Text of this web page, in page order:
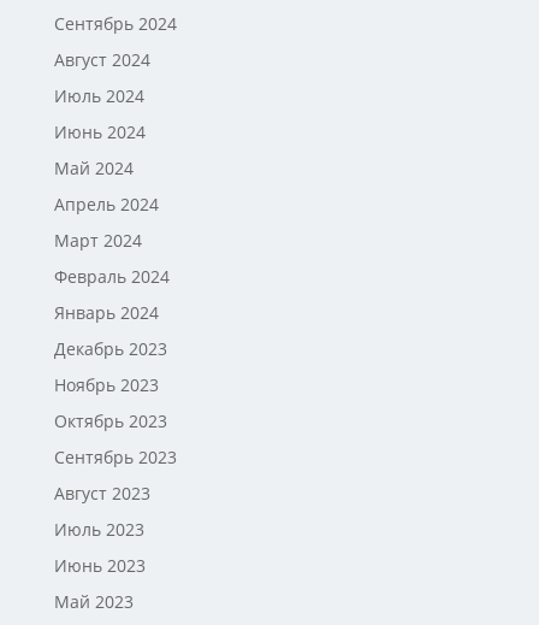
Сентябрь 2024
Август 2024
Июль 2024
Июнь 2024
Май 2024
Апрель 2024
Март 2024
Февраль 2024
Январь 2024
Декабрь 2023
Ноябрь 2023
Октябрь 2023
Сентябрь 2023
Август 2023
Июль 2023
Июнь 2023
Май 2023